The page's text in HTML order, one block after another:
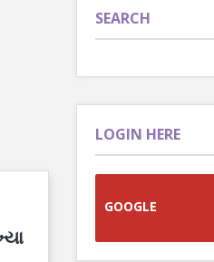
SEARCH
LOGIN HERE
GOOGLE